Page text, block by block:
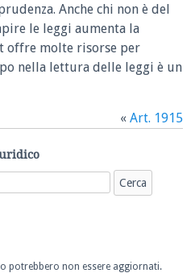
Anche chi non è del
le leggi aumenta la
offre molte risorse per
nella lettura delle leggi è un
« Art. 1915
potrebbero non essere aggiornati.